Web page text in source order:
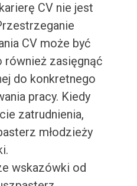
CV nie jest
CV może być
również zasięgnąć
do konkretnego
pracy. Kiedy
zatrudnienia,
młodzieży
wskazówki od